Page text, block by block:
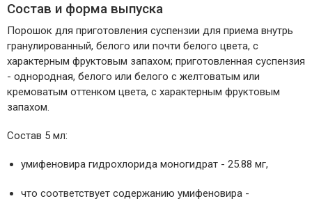
Состав и форма выпуска
Порошок для приготовления суспензии для приема внутрь
гранулированный, белого или почти белого цвета, с
характерным фруктовым запахом; приготовленная суспензия
- однородная, белого или белого с желтоватым или
кремоватым оттенком цвета, с характерным фруктовым
запахом.
Состав 5 мл:
умифеновира ­гидрохлорида ­моногидрат - 25.88 мг,
что соответствует содержанию умифеновира ­